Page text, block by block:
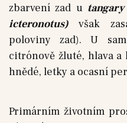
zbarvení zad utangary
icteronotus)však
poloviny zad). U
citrónově žluté, hlava
hnědé, letky a ocasní
Primárním životním